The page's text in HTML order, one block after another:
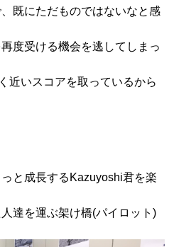
既にただものではないなと感
度受ける機会を逃してしまっ
近いスコアを取っているから
と成長するKazuyoshi君を楽
達を運ぶ架け橋(パイロット)